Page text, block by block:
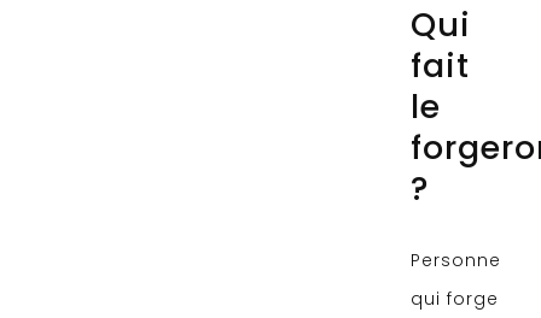
Qui
fait
le
?
Personne
qui forge